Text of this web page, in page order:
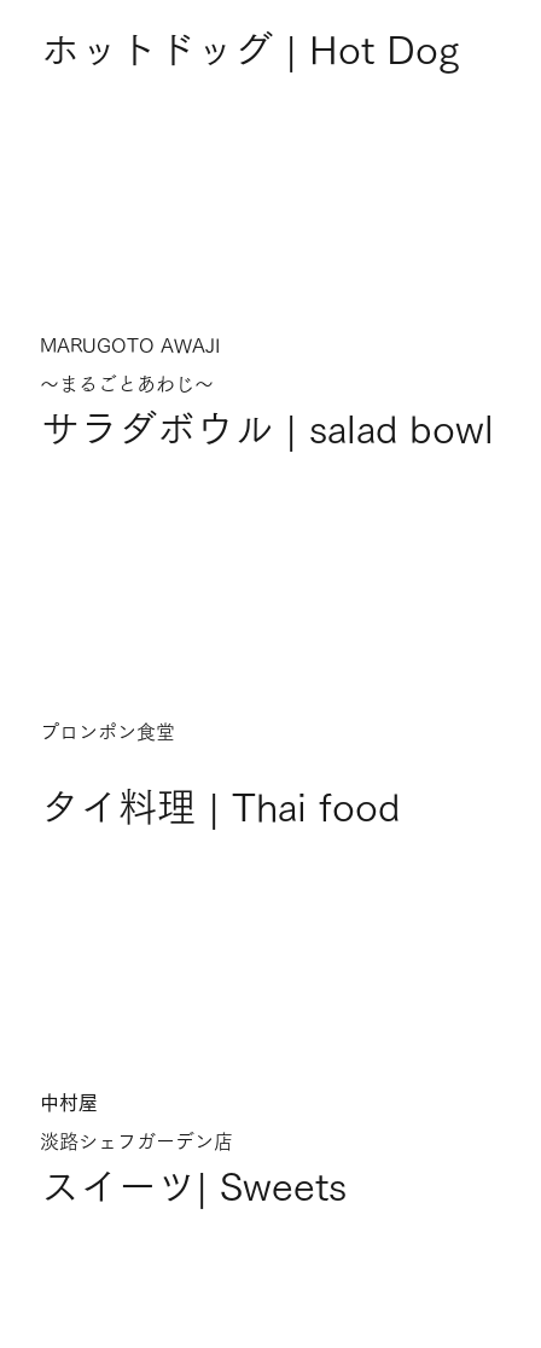
ホットドッグ | Hot Dog
サラダボウル | salad bowl
MARUGOTO AWAJI
～まるごとあわじ～
タイ料理 | Thai food
プロンポン食堂
スイーツ| Sweets
中村屋
淡路シェフガーデン店